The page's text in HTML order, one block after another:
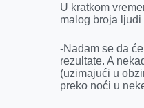
U kratkom
malog broja
-Nadam se da
rezultate. A
(uzimajući u
preko noći u